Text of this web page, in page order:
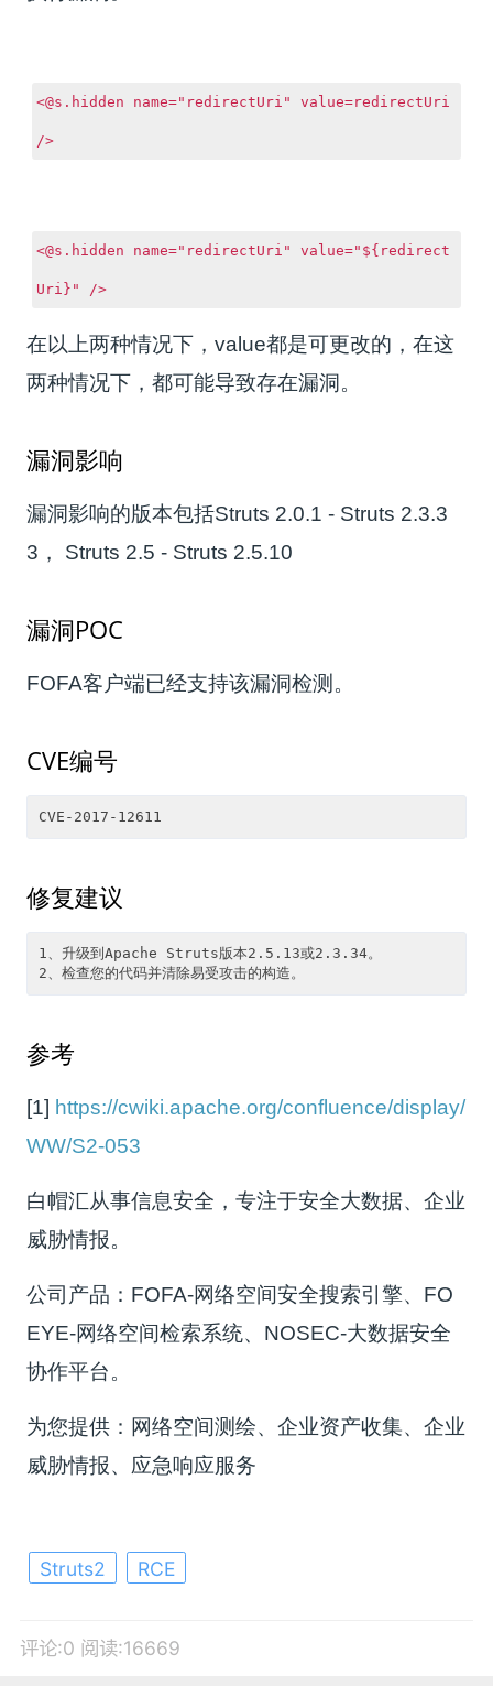
<@s.hidden name="redirectUri" value=redirectUri
/>
<@s.hidden name="redirectUri" value="${redirect
Uri}" />
在以上两种情况下，value都是可更改的，在这
两种情况下，都可能导致存在漏洞。
漏洞影响
漏洞影响的版本包括Struts 2.0.1 - Struts 2.3.3
3， Struts 2.5 - Struts 2.5.10
漏洞POC
FOFA客户端已经支持该漏洞检测。
CVE编号
修复建议
1、升级到Apache Struts版本2.5.13或2.3.34。
参考
[1] https://cwiki.apache.org/confluence/display/
WW/S2-053
白帽汇从事信息安全，专注于安全大数据、企业
威胁情报。
公司产品：FOFA-网络空间安全搜索引擎、FO
EYE-网络空间检索系统、NOSEC-大数据安全
协作平台。
为您提供：网络空间测绘、企业资产收集、企业
威胁情报、应急响应服务
Struts2 RCE
评论:0 阅读:16669